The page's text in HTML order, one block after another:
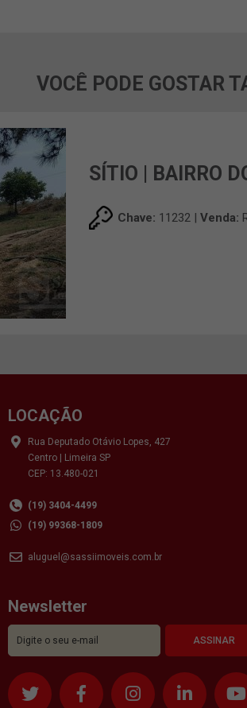
VOCÊ PODE GOSTAR
SÍTIO | BAIRRO
Chave: 11232 |Venda:
LOCAÇÃO
Rua Deputado Otávio Lopes, 427
Centro | Limeira SP
CEP: 13.480-021
(19) 3404-4499
(19) 99368-1809
aluguel@sassiimoveis.com.br
Newsletter